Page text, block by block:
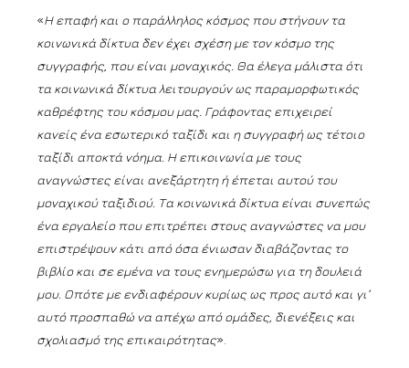
«Η επαφή και ο παράλληλος κόσμος που στήνουν τα
κοινωνικά δίκτυα δεν έχει σχέση με τον κόσμο της
συγγραφής, που είναι μοναχικός. Θα έλεγα μάλιστα ότι
τα κοινωνικά δίκτυα λειτουργούν ως παραμορφωτικός
καθρέφτης του κόσμου μας. Γράφοντας επιχειρεί
κανείς ένα εσωτερικό ταξίδι και η συγγραφή ως τέτοιο
ταξίδι αποκτά νόημα. Η επικοινωνία με τους
αναγνώστες είναι ανεξάρτητη ή έπεται αυτού του
μοναχικού ταξιδιού. Τα κοινωνικά δίκτυα είναι συνεπώς
ένα εργαλείο που επιτρέπει στους αναγνώστες να μου
επιστρέψουν κάτι από όσα ένιωσαν διαβάζοντας το
βιβλίο και σε εμένα να τους ενημερώσω για τη δουλειά
μου. Οπότε με ενδιαφέρουν κυρίως ως προς αυτό και γι’
αυτό προσπαθώ να απέχω από ομάδες, διενέξεις και
σχολιασμό της επικαιρότητας».